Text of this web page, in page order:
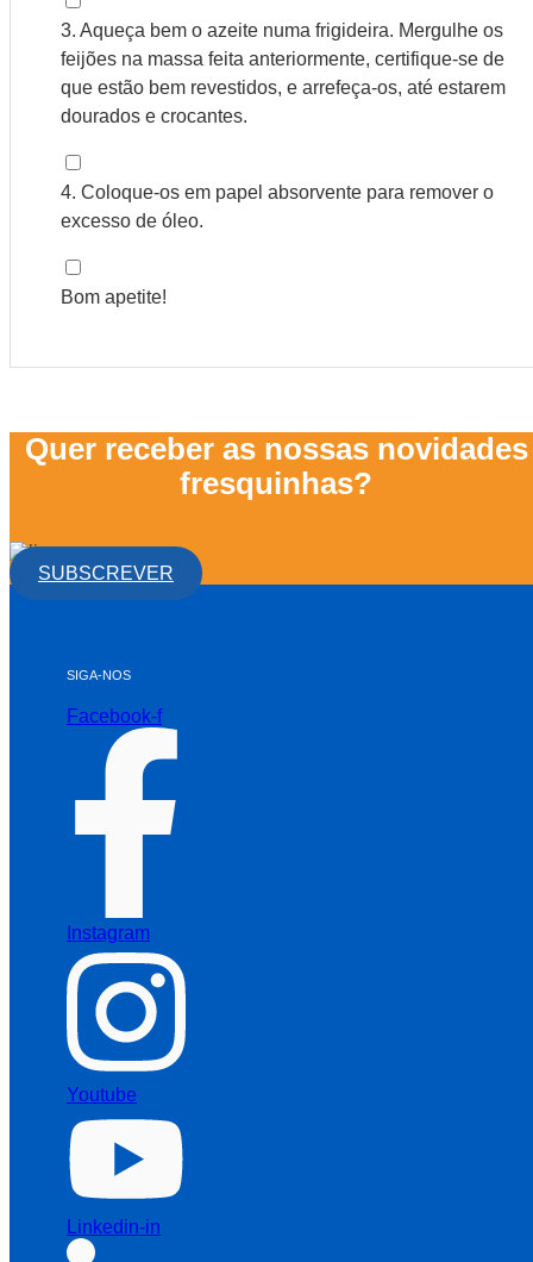
3. Aqueça bem o azeite numa frigideira. Mergulhe os
feijões na massa feita anteriormente, certifique-se de
que estão bem revestidos, e arrefeça-os, até estarem
dourados e crocantes.
4. Coloque-os em papel absorvente para remover o
excesso de óleo.
Bom apetite!
Quer receber as nossas novidades
fresquinhas?
SUBSCREVER
SIGA-NOS
Facebook-f
Instagram
Youtube
Linkedin-in